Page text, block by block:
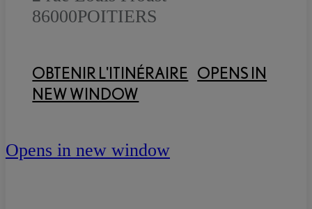
86000POITIERS
OBTENIR L'ITINÉRAIRE OPENS IN
NEW WINDOW
Opens in new window